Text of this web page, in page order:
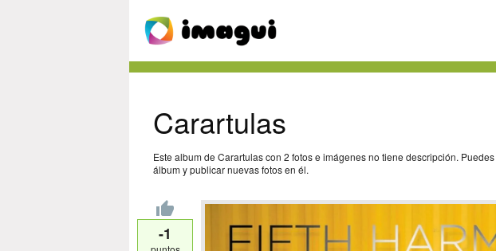
Carartulas
Este album de Carartulas con 2 fotos e imágenes no tiene descripción.
álbum y publicar nuevas fotos en él.
-1